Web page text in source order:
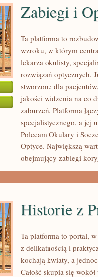
Zabiegi i
Ta platforma to
wzroku, w którym
lekarza okulisty,
rozwiązań optycznych.
stworzone dla
jakości widzenia na co
zaburzeń. Platforma
specjalistycznego, a jej
Polecam Okulary i
Optyce. Największą
obejmujący zabiegi
Historie z
Ta platforma to portal,
z delikatnością i
kochają kwiaty, a
Całość skupia się